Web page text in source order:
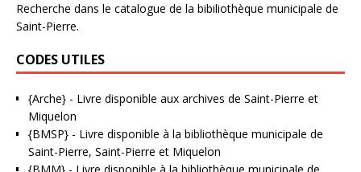
Recherche dans le catalogue de la bibiliothèque municipale de
Saint-Pierre.
CODES UTILES
{Arche} - Livre disponible aux archives de Saint-Pierre et
Miquelon
{BMSP} - Livre disponible à la bibliothèque municipale de
Saint-Pierre, Saint-Pierre et Miquelon